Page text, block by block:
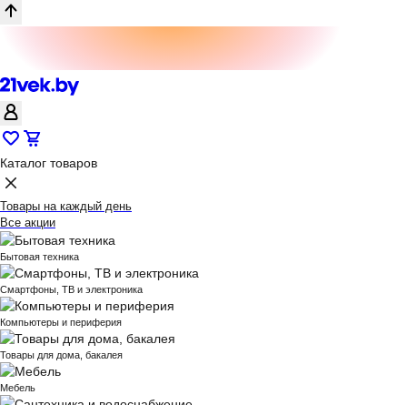
Каталог товаров
Товары на каждый день
Все акции
Бытовая техника
Смартфоны, ТВ и электроника
Компьютеры и периферия
Товары для дома, бакалея
Мебель